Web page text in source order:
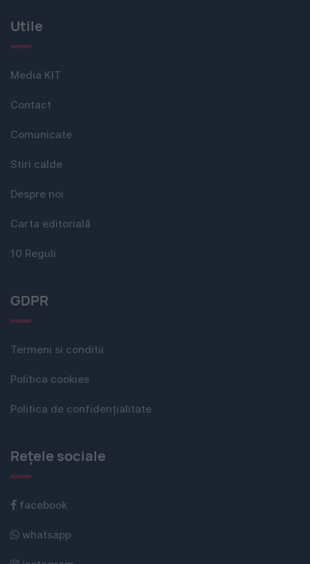
Utile
Media KIT
Contact
Comunicate
Stiri calde
Despre noi
Carta editorială
10 Reguli
GDPR
Termeni si conditii
Politica cookies
Politica de confidențialitate
Rețele sociale
facebook
whatsapp